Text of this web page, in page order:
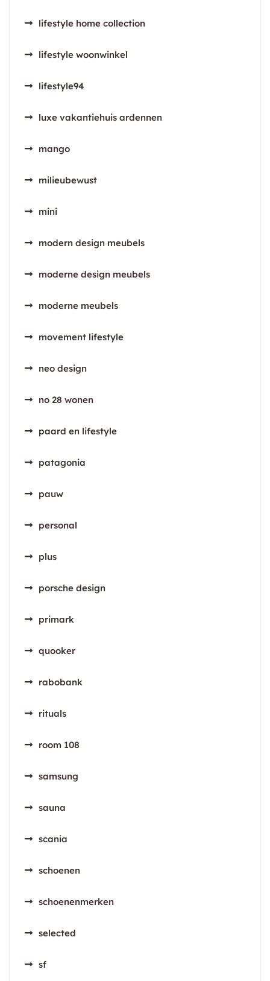
lifestyle home collection
lifestyle woonwinkel
lifestyle94
luxe vakantiehuis ardennen
mango
milieubewust
mini
modern design meubels
moderne design meubels
moderne meubels
movement lifestyle
neo design
no 28 wonen
paard en lifestyle
patagonia
pauw
personal
plus
porsche design
primark
quooker
rabobank
rituals
room 108
samsung
sauna
scania
schoenen
schoenenmerken
selected
sf